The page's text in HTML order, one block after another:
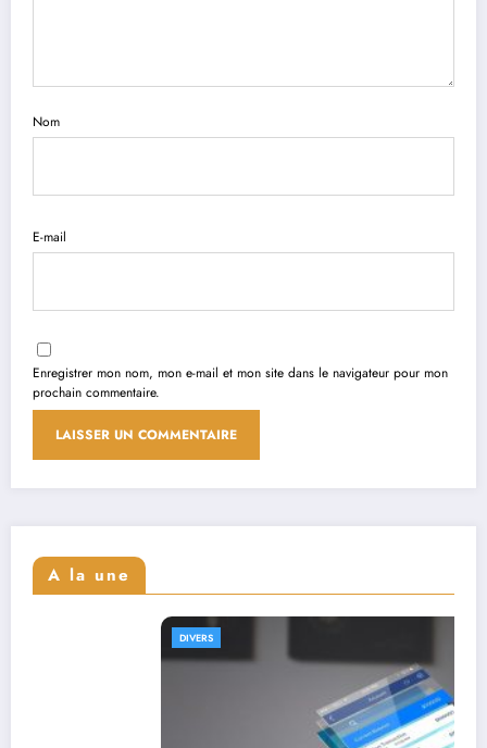
Nom
E-mail
Enregistrer mon nom, mon e-mail et mon site dans le navigateur pour mon
prochain commentaire.
A la une